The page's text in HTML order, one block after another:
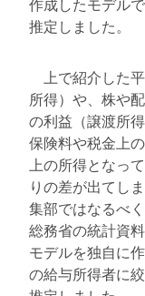
作成したモデル
推定しました。
上で紹介した
所得）や、株や
の利益（譲渡所
保険料や税金上
上の所得となっ
りの差が出てし
集部ではなるべ
総務省の統計資
モデルを独自に
の給与所得者に